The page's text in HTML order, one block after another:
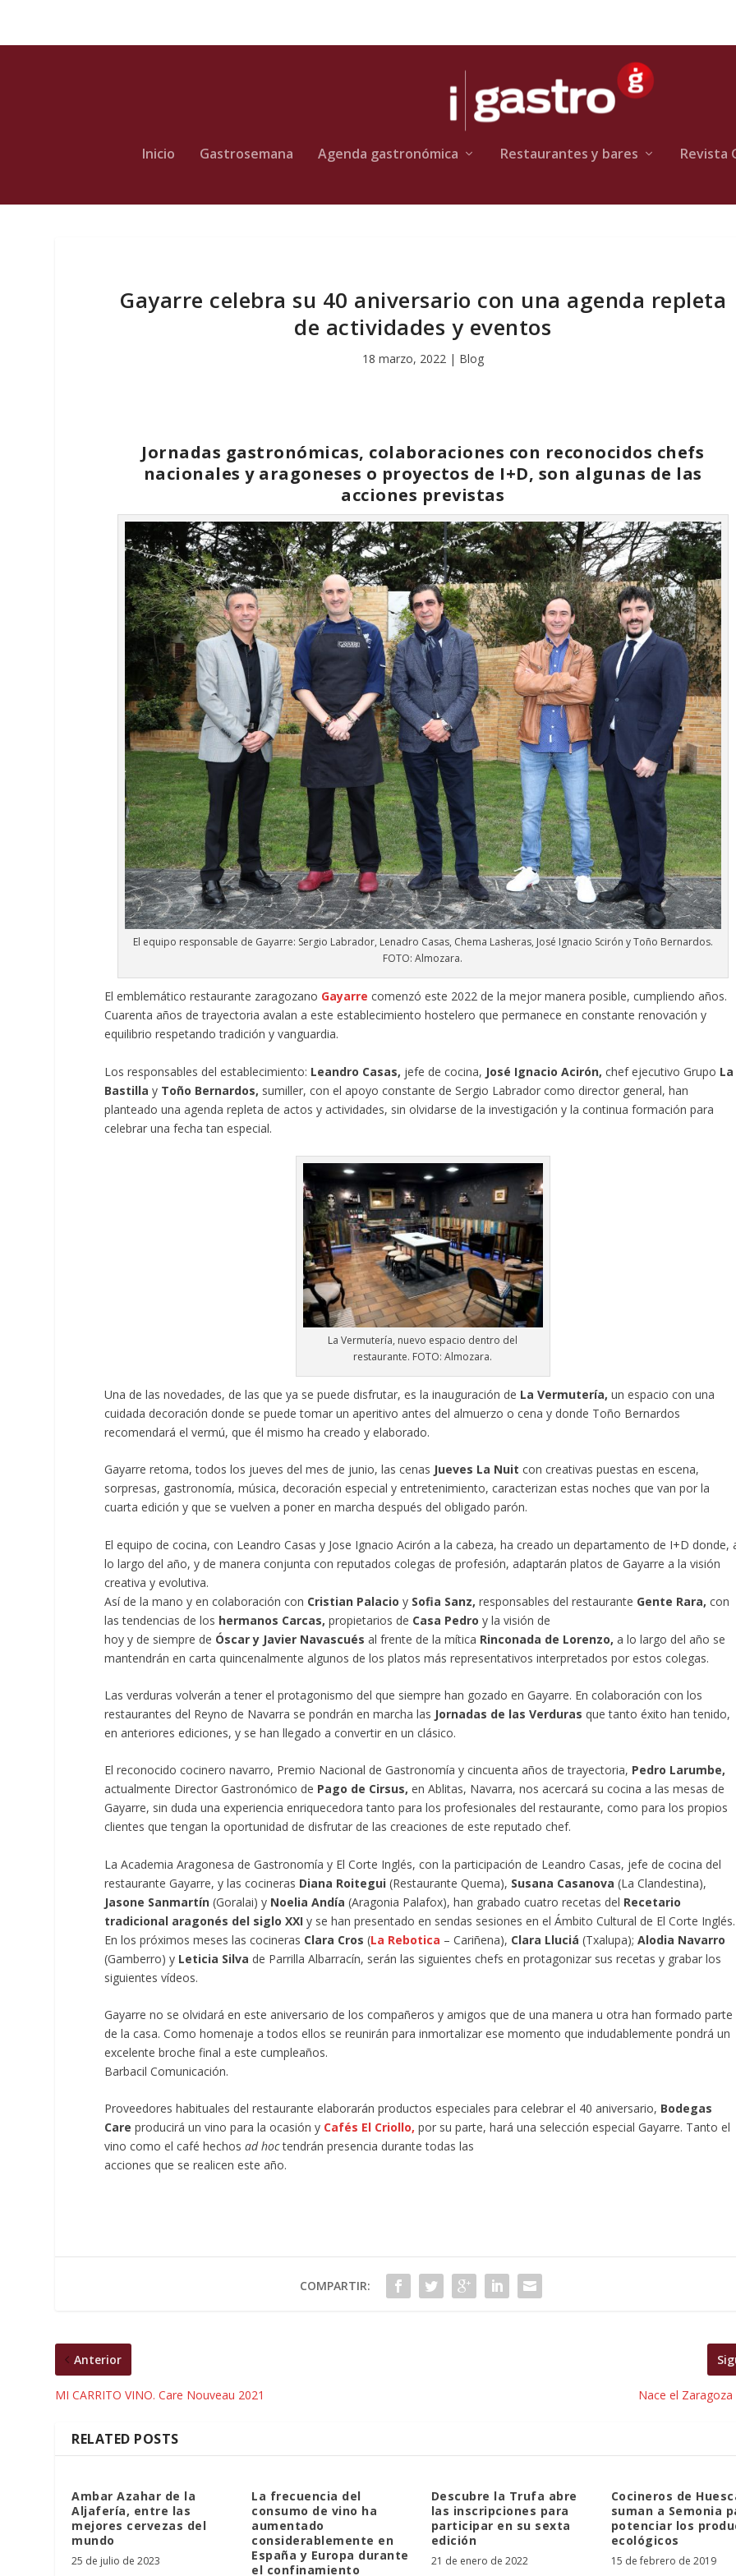
Inicio Gastrosemana Agenda gastronómica Restaurantes y bares Revista
Gayarre celebra su 40 aniversario con una agenda repleta
de actividades y eventos
18 marzo, 2022| Blog
Jornadas gastronómicas, colaboraciones con reconocidos chefs
nacionales y aragoneses o proyectos de I+D, son algunas de las
acciones previstas
El equipo responsable de Gayarre: Sergio Labrador, Lenadro Casas, Chema Lasheras, José Ignacio Scirón y Toño Bernardos.
FOTO: Almozara.
El emblemático restaurante zaragozano Gayarre comenzó este 2022 de la mejor manera posible, cumpliendo años.
Cuarenta años de trayectoria avalan a este establecimiento hostelero que permanece en constante renovación y
equilibrio respetando tradición y vanguardia.
Los responsables del establecimiento: Leandro Casas, jefe de cocina, José Ignacio Acirón, chef ejecutivo Grupo La
Bastilla y Toño Bernardos, sumiller, con el apoyo constante de Sergio Labrador como director general, han
planteado una agenda repleta de actos y actividades, sin olvidarse de la investigación y la continua formación para
celebrar una fecha tan especial.
La Vermutería, nuevo espacio dentro del
restaurante. FOTO: Almozara.
Una de las novedades, de las que ya se puede disfrutar, es la inauguración de La Vermutería, un espacio con una
cuidada decoración donde se puede tomar un aperitivo antes del almuerzo o cena y donde Toño Bernardos
recomendará el vermú, que él mismo ha creado y elaborado.
Gayarre retoma, todos los jueves del mes de junio, las cenas Jueves La Nuit con creativas puestas en escena,
sorpresas, gastronomía, música, decoración especial y entretenimiento, caracterizan estas noches que van por la
cuarta edición y que se vuelven a poner en marcha después del obligado parón.
El equipo de cocina, con Leandro Casas y Jose Ignacio Acirón a la cabeza, ha creado un departamento de I+D donde,
lo largo del año, y de manera conjunta con reputados colegas de profesión, adaptarán platos de Gayarre a la visión
creativa y evolutiva.
Así de la mano y en colaboración con Cristian Palacio y Sofia Sanz, responsables del restaurante Gente Rara, con
las tendencias de los hermanos Carcas, propietarios de Casa Pedro y la visión de
hoy y de siempre de Óscar y Javier Navascués al frente de la mítica Rinconada de Lorenzo, a lo largo del año se
mantendrán en carta quincenalmente algunos de los platos más representativos interpretados por estos colegas.
Las verduras volverán a tener el protagonismo del que siempre han gozado en Gayarre. En colaboración con los
restaurantes del Reyno de Navarra se pondrán en marcha las Jornadas de las Verduras que tanto éxito han tenido,
en anteriores ediciones, y se han llegado a convertir en un clásico.
El reconocido cocinero navarro, Premio Nacional de Gastronomía y cincuenta años de trayectoria, Pedro Larumbe,
actualmente Director Gastronómico de Pago de Cirsus, en Ablitas, Navarra, nos acercará su cocina a las mesas de
Gayarre, sin duda una experiencia enriquecedora tanto para los profesionales del restaurante, como para los propios
clientes que tengan la oportunidad de disfrutar de las creaciones de este reputado chef.
La Academia Aragonesa de Gastronomía y El Corte Inglés, con la participación de Leandro Casas, jefe de cocina del
restaurante Gayarre, y las cocineras Diana Roitegui (Restaurante Quema), Susana Casanova (La Clandestina),
Jasone Sanmartín (Goralai) y Noelia Andía (Aragonia Palafox), han grabado cuatro recetas del Recetario
tradicional aragonés del siglo XXI y se han presentado en sendas sesiones en el Ámbito Cultural de El Corte Inglés.
En los próximos meses las cocineras Clara Cros (La Rebotica – Cariñena), Clara Lluciá (Txalupa);Alodia Navarro
(Gamberro) y Leticia Silva de Parrilla Albarracín, serán las siguientes chefs en protagonizar sus recetas y grabar los
siguientes vídeos.
Gayarre no se olvidará en este aniversario de los compañeros y amigos que de una manera u otra han formado parte
de la casa. Como homenaje a todos ellos se reunirán para inmortalizar ese momento que indudablemente pondrá un
excelente broche final a este cumpleaños.
Barbacil Comunicación.
Proveedores habituales del restaurante elaborarán productos especiales para celebrar el 40 aniversario, Bodegas
Care producirá un vino para la ocasión y Cafés El Criollo, por su parte, hará una selección especial Gayarre. Tanto el
vino como el café hechosad hoctendrán presencia durante todas las
acciones que se realicen este año.
COMPARTIR:
Anterior
MI CARRITO VINO. Care Nouveau 2021 Nace el Zaragoza
RELATED POSTS
Ambar Azahar de la
Aljafería, entre las
mejores cervezas del
mundo
25 de julio de 2023
La frecuencia del
consumo de vino ha
aumentado
considerablemente en
España y Europa durante
el confinamiento
Descubre la Trufa abre
las inscripciones para
participar en su sexta
edición
21 de enero de 2022
Cocineros de
suman a Semonia
potenciar los
ecológicos
15 de febrero de 2019